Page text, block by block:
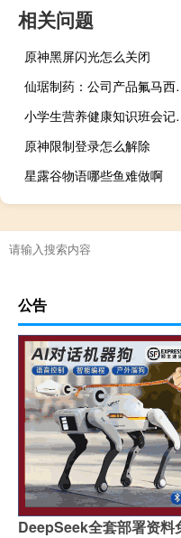
相关问题
原神黑屏闪光怎么关闭
仙琚制药：公司
小学生营养
原神限制登录怎么解除
星露谷物语哪些鱼难做啊
公告
DeepSeek全套部署资料